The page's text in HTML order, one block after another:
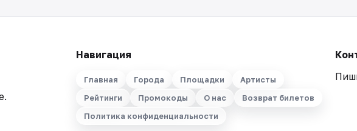
Навигация
Главная Города Площадки
Артисты
Рейтинги
Промокоды О нас
Возврат билетов
Политика конфиденциальности